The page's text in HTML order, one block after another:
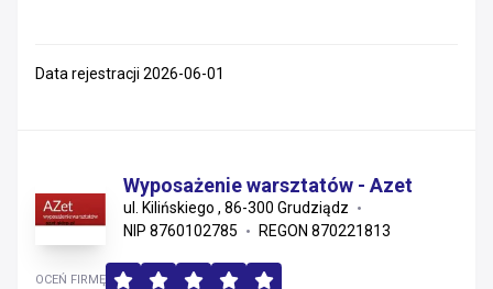
Data rejestracji 2026-06-01
Wyposażenie warsztatów - Azet
ul. Kilińskiego , 86-300 Grudziądz
NIP 8760102785
REGON 870221813
OCEŃ FIRMĘ